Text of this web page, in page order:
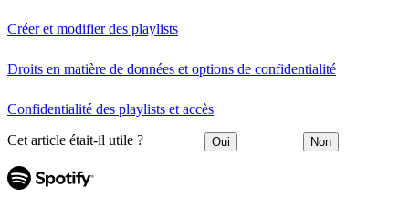
Créer et modifier des playlists
Droits en matière de données et options de confidentialité
Confidentialité des playlists et accès
Cet article était-il utile ? Oui Non